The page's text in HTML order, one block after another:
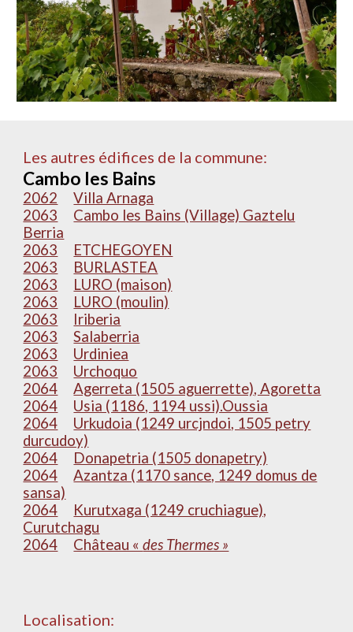
Les autres édifices de la commune:
Cambo les Bains
2062
Villa Arnaga
2063
Cambo les Bains (Village) Gaztelu
Berria
2063
ETCHEGOYEN
2063
BURLASTEA
2063
LURO (maison)
2063
LURO (moulin)
2063
Iriberia
2063
Salaberria
2063
Urdiniea
2063
Urchoquo
2064
Agerreta (1505 aguerrette), Agoretta
2064
Usia (1186, 1194 ussi).Oussia
2064
Urkudoia (1249 urcjndoi, 1505 petry
durcudoy)
2064
Donapetria (1505 donapetry)
2064
Azantza (1170 sance, 1249 domus de
sansa)
2064
Kurutxaga (1249 cruchiague),
Curutchagu
2064
Château «des Thermes »
Localisation: